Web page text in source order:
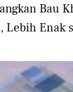
Bau
Lebih Enak